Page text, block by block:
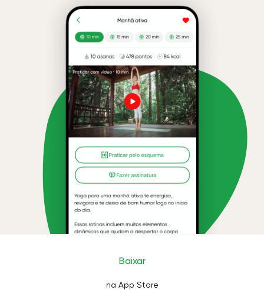
Baixar
na App Store